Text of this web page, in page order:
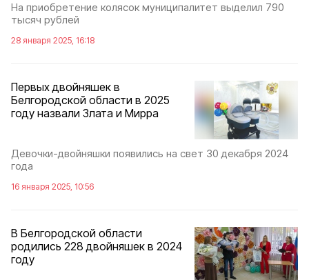
На приобретение колясок муниципалитет выделил 790
тысяч рублей
28 января 2025, 16:18
Первых двойняшек в
Белгородской области в 2025
году назвали Злата и Мирра
Девочки-двойняшки появились на свет 30 декабря 2024
года
16 января 2025, 10:56
В Белгородской области
родились 228 двойняшек в 2024
году